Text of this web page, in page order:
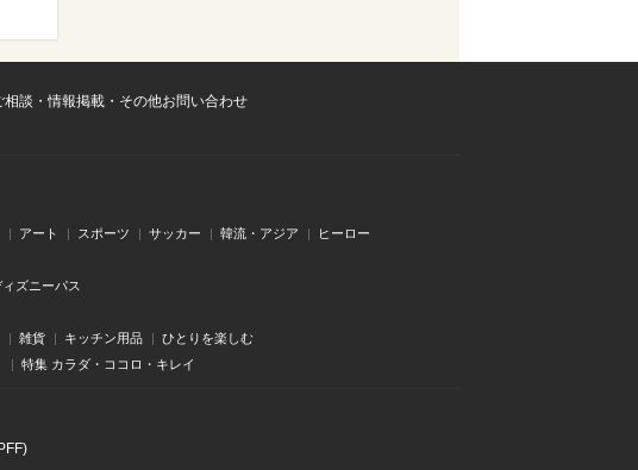
談・情報掲載・その他お問い合わせ
アート スポーツ サッカー 韓流・アジア ヒーロー
ィズニーパス
雑貨 キッチン用品 ひとりを楽しむ
特集 カラダ・ココロ・キレイ